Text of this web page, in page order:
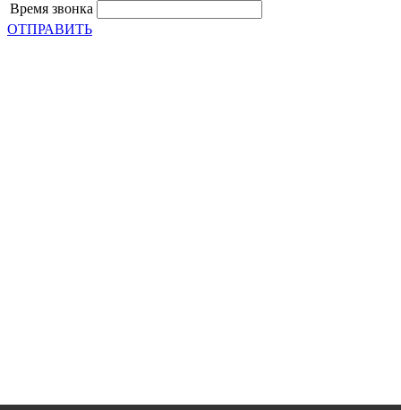
Время звонка
ОТПРАВИТЬ